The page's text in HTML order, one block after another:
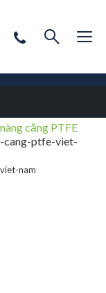
căng PTFE
cang-ptfe-viet-
nam